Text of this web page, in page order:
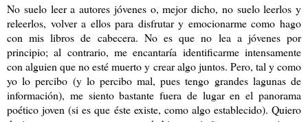
No suelo leer a autores jóvenes o, mejor dicho, no suelo leerlos y
releerlos, volver a ellos para disfrutar y emocionarme como hago
con mis libros de cabecera. No es que no lea a jóvenes por
principio; al contrario, me encantaría identificarme intensamente
con alguien que no esté muerto y crear algo juntos. Pero, tal y como
yo lo percibo (y lo percibo mal, pues tengo grandes lagunas de
información), me siento bastante fuera de lugar en el panorama
poético joven (si es que éste existe, como algo establecido). Quiero